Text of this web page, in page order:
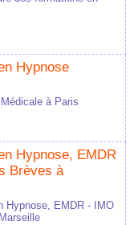
Hypnose
à Paris
Hypnose, EMDR
Brèves à
Hypnose, EMDR - IMO